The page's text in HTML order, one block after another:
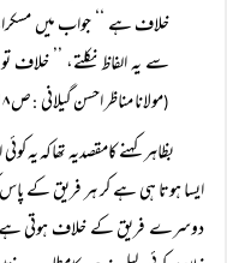
خلاف ہے ‘‘ جواب میں
سے یہ الفاظ نکلتے، ’’ خلاف
(مولانا مناظر احسن گیلانی:ص ۱۱۸، مکتبہ عمر فاروق کراچی)
بظاہر کہنے کامقصدیہ تھاکہ یہ
ایسا ہوتا ہی ہے کر ہر فریق کے پاس
دوسرے فریق کے خلاف ہوتی ہے،